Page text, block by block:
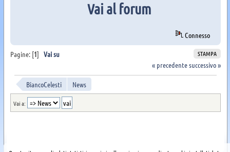
Vai al forum
Connesso
STAMPA
Pagine: [1] Vai su
« precedentesuccessivo »
BiancoCelesti News
Vai a: